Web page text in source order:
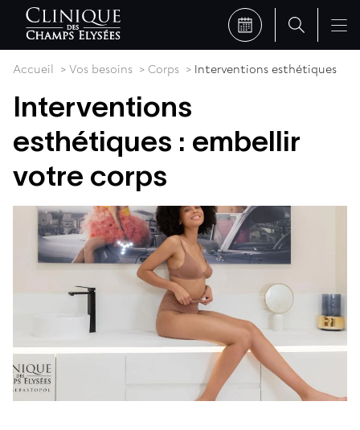
Accueil Vos besoins Corps Interventions esthétiques
Interventions
esthétiques : embellir
votre corps